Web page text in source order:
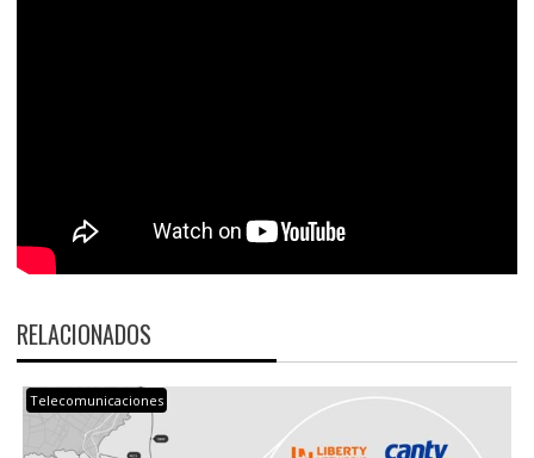
RELACIONADOS
Telecomunicaciones